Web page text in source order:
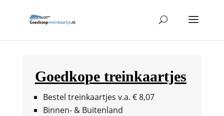
Goedkope treinkaartjes
Bestel treinkaartjes v.a. € 8,07
Binnen- & Buitenland